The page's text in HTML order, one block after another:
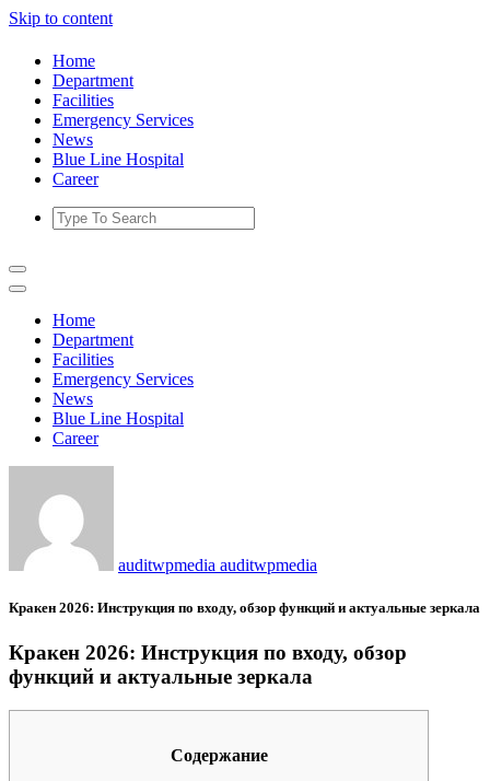
Skip to content
Home
Department
Facilities
Emergency Services
News
Blue Line Hospital
Career
Home
Department
Facilities
Emergency Services
News
Blue Line Hospital
Career
auditwpmedia auditwpmedia
Кракен 2026: Инструкция по входу, обзор функций и актуальные зеркала
Кракен 2026: Инструкция по входу, обзор
функций и актуальные зеркала
Содержание